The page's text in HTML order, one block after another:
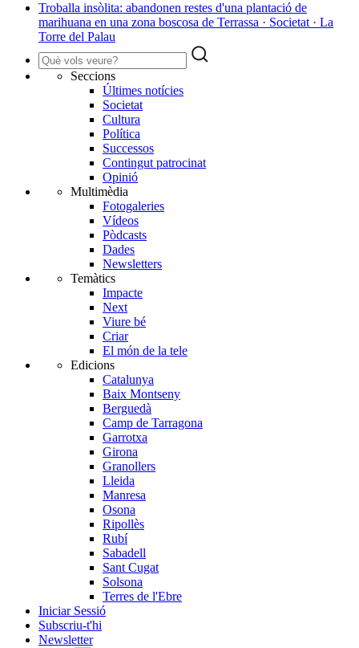
Troballa insòlita: abandonen restes d'una plantació de
marihuana en una zona boscosa de Terrassa · Societat · La
Torre del Palau
Seccions
Últimes notícies
Societat
Cultura
Política
Successos
Contingut patrocinat
Opinió
Multimèdia
Fotogaleries
Vídeos
Pòdcasts
Dades
Newsletters
Temàtics
Impacte
Next
Viure bé
Criar
El món de la tele
Edicions
Catalunya
Baix Montseny
Berguedà
Camp de Tarragona
Garrotxa
Girona
Granollers
Lleida
Manresa
Osona
Ripollès
Rubí
Sabadell
Sant Cugat
Solsona
Terres de l'Ebre
Iniciar Sessió
Subscriu-t'hi
Newsletter